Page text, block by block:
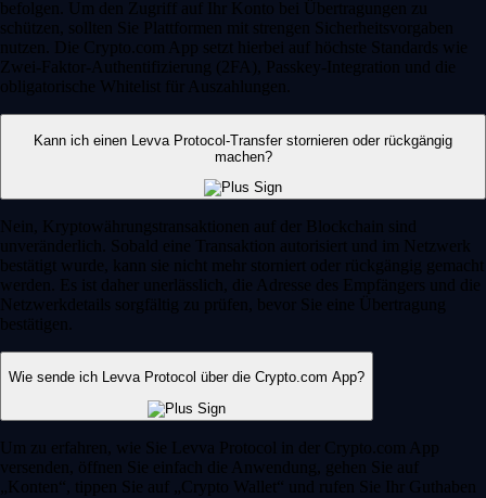
befolgen. Um den Zugriff auf Ihr Konto bei Übertragungen zu
schützen, sollten Sie Plattformen mit strengen Sicherheitsvorgaben
nutzen. Die Crypto.com App setzt hierbei auf höchste Standards wie
Zwei-Faktor-Authentifizierung (2FA), Passkey-Integration und die
obligatorische Whitelist für Auszahlungen.
Kann ich einen Levva Protocol-Transfer stornieren oder rückgängig
machen?
Nein, Kryptowährungstransaktionen auf der Blockchain sind
unveränderlich. Sobald eine Transaktion autorisiert und im Netzwerk
bestätigt wurde, kann sie nicht mehr storniert oder rückgängig gemacht
werden. Es ist daher unerlässlich, die Adresse des Empfängers und die
Netzwerkdetails sorgfältig zu prüfen, bevor Sie eine Übertragung
bestätigen.
Wie sende ich Levva Protocol über die Crypto.com App?
Um zu erfahren, wie Sie Levva Protocol in der Crypto.com App
versenden, öffnen Sie einfach die Anwendung, gehen Sie auf
„Konten“, tippen Sie auf „Crypto Wallet“ und rufen Sie Ihr Guthaben